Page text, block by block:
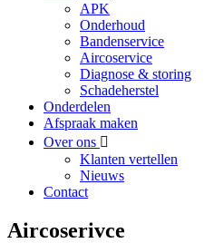
APK
Onderhoud
Bandenservice
Aircoservice
Diagnose & storing
Schadeherstel
Onderdelen
Afspraak maken
Over ons
Klanten vertellen
Nieuws
Contact
Aircoserivce